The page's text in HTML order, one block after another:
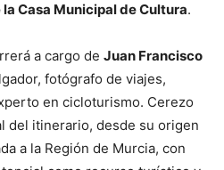
Casa Municipal de Cultura.
a cargo de Juan Francisco
fotógrafo de viajes,
en cicloturismo. Cerezo
del itinerario, desde su origen
a la Región de Murcia, con